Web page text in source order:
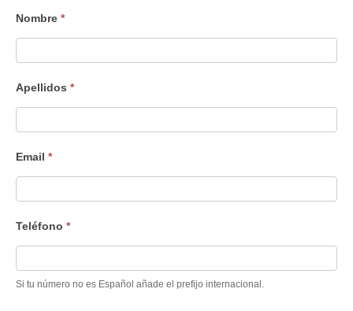
Interesado
Taller
(para
Eventos)
Nombre *
Apellidos *
Email *
Teléfono *
Si tu número no es Español añade el prefijo internacional.